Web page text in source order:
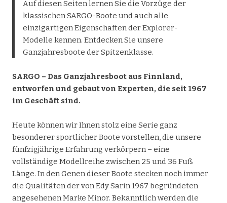
Auf diesen Seiten lernen Sie die Vorzüge der
klassischen SARGO-Boote und auch alle
einzigartigen Eigenschaften der Explorer-
Modelle kennen. Entdecken Sie unsere
Ganzjahresboote der Spitzenklasse.
SARGO – Das Ganzjahresboot aus Finnland,
entworfen und gebaut von Experten, die seit 1967
im Geschäft sind.
Heute können wir Ihnen stolz eine Serie ganz
besonderer sportlicher Boote vorstellen, die unsere
fünfzigjährige Erfahrung verkörpern – eine
vollständige Modellreihe zwischen 25 und 36 Fuß
Länge. In den Genen dieser Boote stecken noch immer
die Qualitäten der von Edy Sarin 1967 begründeten
angesehenen Marke Minor. Bekanntlich werden die